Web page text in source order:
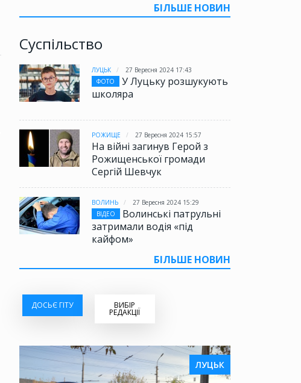
БІЛЬШЕ НОВИН
Суспільство
ЛУЦЬК
27 Вересня 2024 17:43
ФОТО
У Луцьку розшукують
школяра
РОЖИЩЕ 27 Вересня 2024 15:57
На війні загинув Герой з
Рожищенської громади
Сергій Шевчук
ВОЛИНЬ
27 Вересня 2024 15:29
ВІДЕО
Волинські патрульні
затримали водія «під
кайфом»
БІЛЬШЕ НОВИН
ДОСЬЄ ГІТУ ВИБІР
РЕДАКЦІЇ
ЛУЦЬК